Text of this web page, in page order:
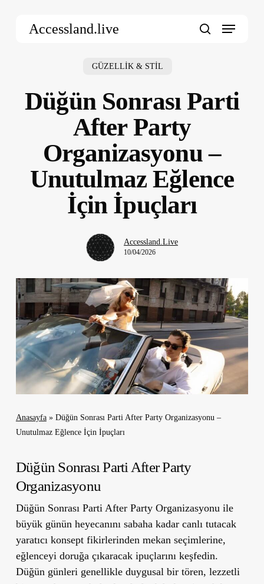
Accessland.live Menu
GÜZELLİK & STİL
Düğün Sonrası Parti
After Party
Organizasyonu –
Unutulmaz Eğlence
İçin İpuçları
Accessland.Live
10/04/2026
Anasayfa» Düğün Sonrası Parti After Party Organizasyonu –
Unutulmaz Eğlence İçin İpuçları
Düğün Sonrası Parti After Party
Organizasyonu
Düğün Sonrası Parti After Party Organizasyonu ile
büyük günün heyecanını sabaha kadar canlı tutacak
yaratıcı konsept fikirlerinden mekan seçimlerine,
eğlenceyi doruğa çıkaracak ipuçlarını keşfedin.
Düğün günleri genellikle duygusal bir tören, lezzetli